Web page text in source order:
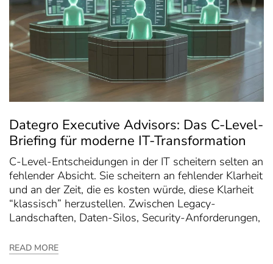
Dategro Executive Advisors: Das C-Level-
Briefing für moderne IT-Transformation
C-Level-Entscheidungen in der IT scheitern selten an
fehlender Absicht. Sie scheitern an fehlender Klarheit
und an der Zeit, die es kosten würde, diese Klarheit
“klassisch” herzustellen. Zwischen Legacy-
Landschaften, Daten-Silos, Security-Anforderungen,
READ MORE